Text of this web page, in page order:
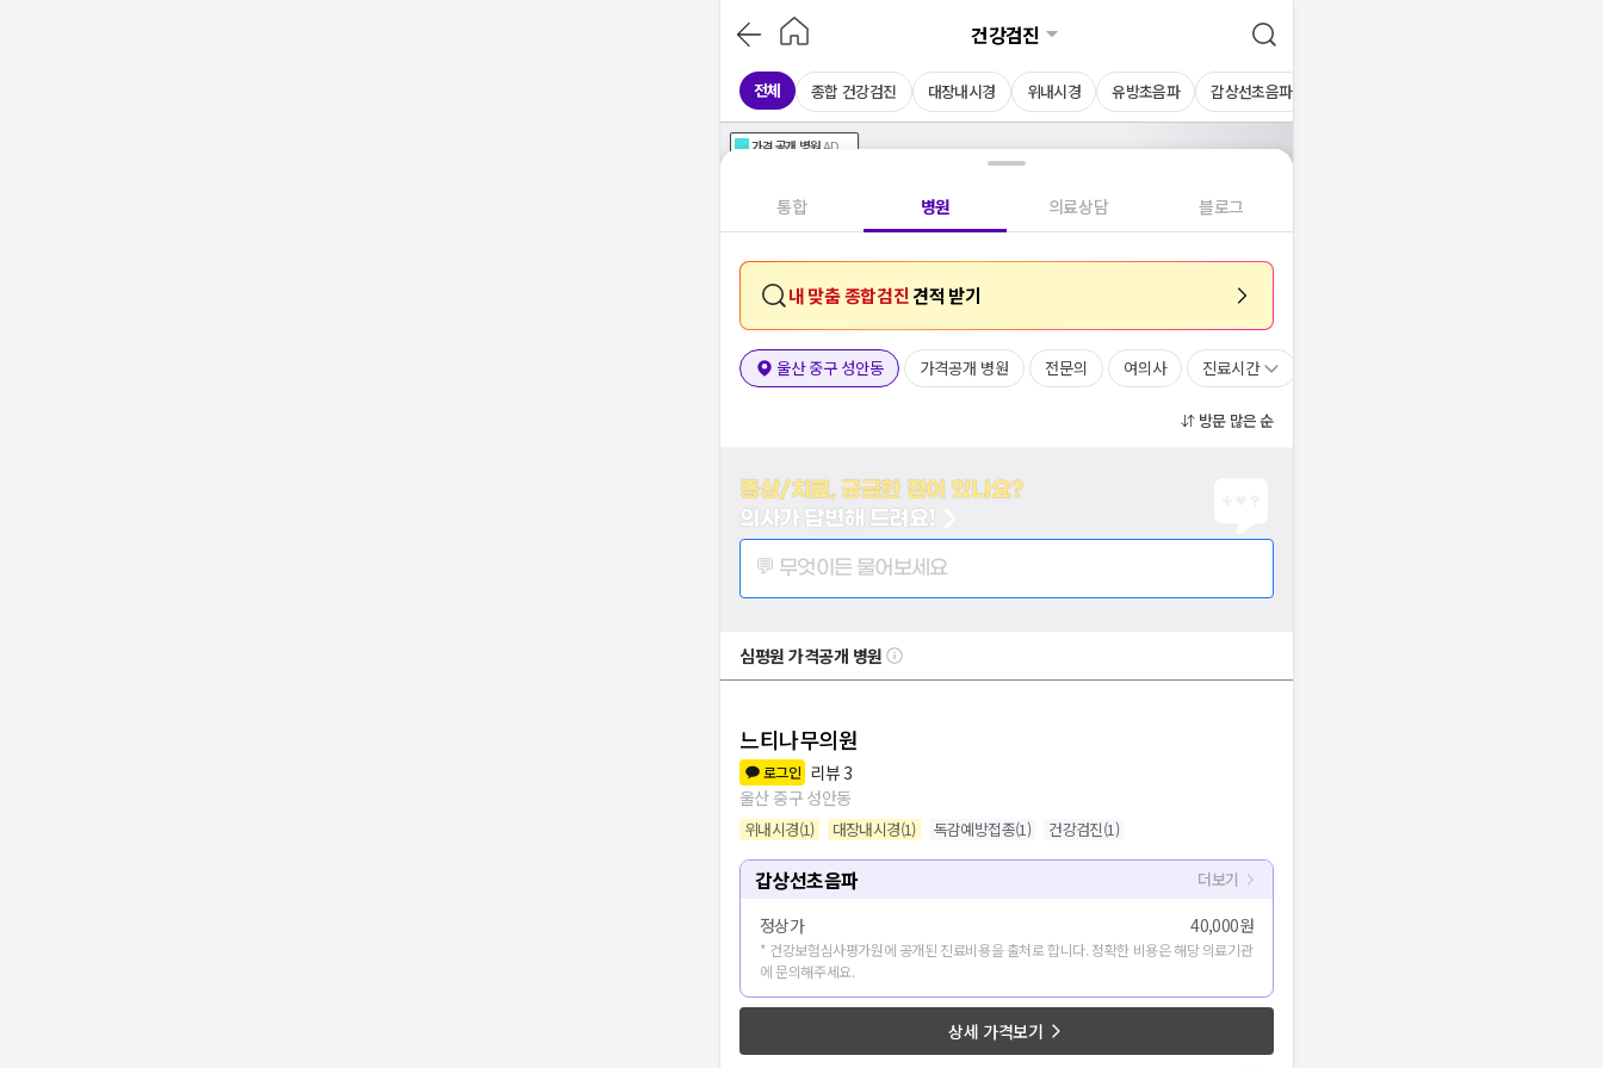
건강검진
전체 종합 건강검진 대장내시경 위내시경 유방초음파 갑상선초음파
가격공개 병원AD
통합 병원 의료상담 블로그
내 맞춤 종합검진 견적 받기
울산 중구 성안동 가격공개 병원 전문의 여의사 진료시간
방문 많은 순
증상/치료, 궁금한 점이 있나요?
의사가 답변해 드려요!
💬 무엇이든 물어보세요
심평원 가격공개 병원
느티나무의원
로그인 리뷰 3
울산 중구 성안동
위내시경(1) 대장내시경(1) 독감예방접종(1) 건강검진(1)
갑상선초음파 더보기
정상가 40,000원
* 건강보험심사평가원에 공개된 진료비용을 출처로 합니다. 정확한 비용은 해당 의료기관
에 문의해주세요.
상세 가격보기